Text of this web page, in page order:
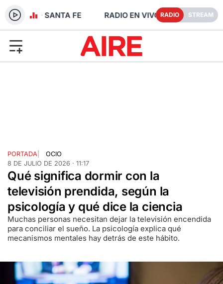
FM 91.1 - SANTA FE RADIO STREAM
PORTADA
OCIO
8 DE JULIO DE 2026 · 11:17
Qué significa dormir con la
televisión prendida, según la
psicología y qué dice la ciencia
Muchas personas necesitan dejar la televisión encendida
para conciliar el sueño. La psicología explica qué
mecanismos mentales hay detrás de este hábito.